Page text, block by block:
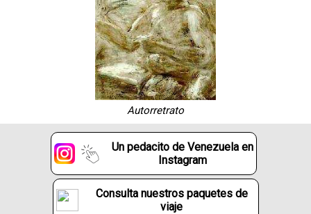
Autorretrato
Un pedacito de Venezuela en
Instagram
Consulta nuestros paquetes de
viaje